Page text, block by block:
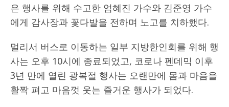
은 행사를 위해 수고한 엄혜진 가수와 김준영 가수
에게 감사장과 꽃다발을 전하며 노고를 치하했다.
멀리서 버스로 이동하는 일부 지방한인회를 위해 행
사는 오후 10시에 종료되었고, 코로나 펜데믹 이후
3년 만에 열린 광복절 행사는 오랜만에 몸과 마음을
활짝 펴고 마음껏 웃는 즐거운 행사가 되었다.